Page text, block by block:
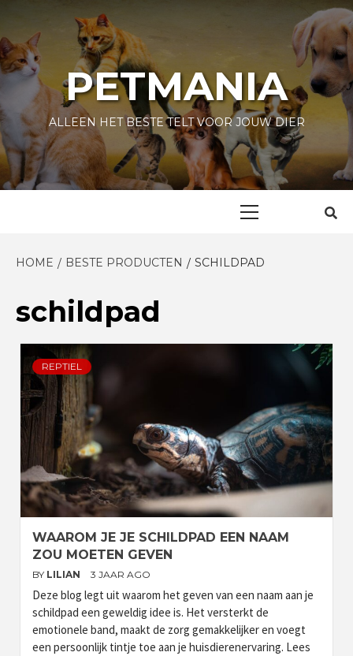
content
PETMANIA
ALLEEN HET BESTE TELT VOOR JOUW DIER
HOME BESTE PRODUCTEN SCHILDPAD
schildpad
REPTIEL
WAAROM JE JE SCHILDPAD EEN NAAM
ZOU MOETEN GEVEN
BY LILIAN 3 JAAR AGO
Deze blog legt uit waarom het geven van een naam aan je
schildpad een geweldig idee is. Het versterkt de
emotionele band, maakt de zorg gemakkelijker en voegt
een persoonlijk tintje toe aan je huisdierenervaring. Lees